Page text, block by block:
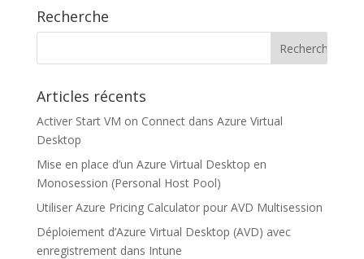
Recherche
Articles récents
Activer Start VM on Connect dans Azure Virtual
Desktop
Mise en place d’un Azure Virtual Desktop en
Monosession (Personal Host Pool)
Utiliser Azure Pricing Calculator pour AVD Multisession
Déploiement d’Azure Virtual Desktop (AVD) avec
enregistrement dans Intune